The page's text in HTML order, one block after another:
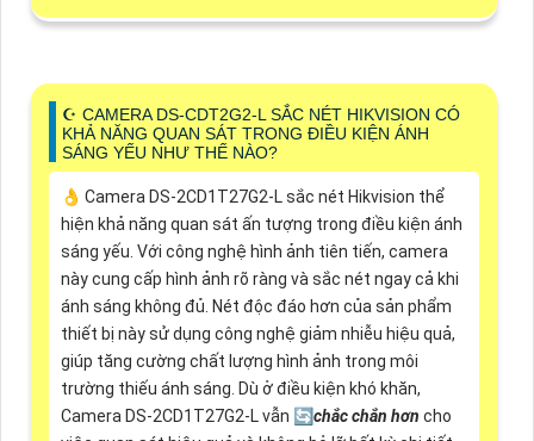
☪ CAMERA DS-CDT2G2-L SẮC NÉT HIKVISION CÓ
KHẢ NĂNG QUAN SÁT TRONG ĐIỀU KIỆN ÁNH
SÁNG YẾU NHƯ THẾ NÀO?
👌 Camera DS-2CD1T27G2-L sắc nét Hikvision thể
hiện khả năng quan sát ấn tượng trong điều kiện ánh
sáng yếu. Với công nghệ hình ảnh tiên tiến, camera
này cung cấp hình ảnh rõ ràng và sắc nét ngay cả khi
ánh sáng không đủ. Nét độc đáo hơn của sản phẩm
thiết bị này sử dụng công nghệ giảm nhiễu hiệu quả,
giúp tăng cường chất lượng hình ảnh trong môi
trường thiếu ánh sáng. Dù ở điều kiện khó khăn,
Camera DS-2CD1T27G2-L vẫn 🔄chắc chắn hơn cho